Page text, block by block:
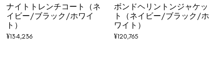
ナイトトレンチコート（ネ
イビー/ブラック/ホワイ
ト）
¥134,236
ボンドヘリントンジャケッ
ト（ネイビー/ブラック/ホ
ワイト）
¥120,765